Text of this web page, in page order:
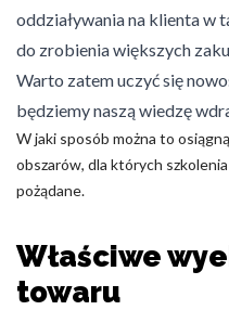
oddziaływania na klienta w
do zrobienia większych
Warto zatem uczyć się
będziemy naszą wiedzę
W jaki sposób można to
obszarów, dla których
pożądane.
Właściwe
towaru
poszczególnych
wydawców i reklamodawców
Nieklasyfikowane
Nieklasyfikowane pliki
Zapisz